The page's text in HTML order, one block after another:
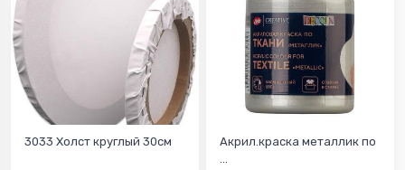
3033 Холст круглый 30см
Акрил.краска металлик по